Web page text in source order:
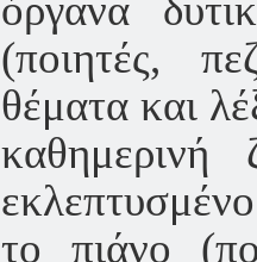
(ποιητές,
θέματα και
το πιάνο